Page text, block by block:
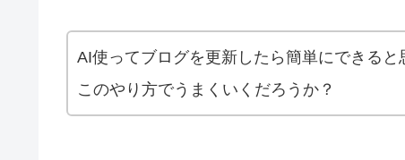
AI使ってブログを更新したら簡単にできると
このやり方でうまくいくだろうか？